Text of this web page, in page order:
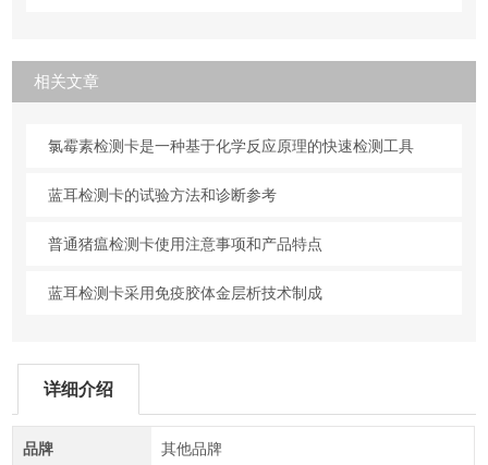
相关文章
氯霉素检测卡是一种基于化学反应原理的快速检测工具
蓝耳检测卡的试验方法和诊断参考
普通猪瘟检测卡使用注意事项和产品特点
蓝耳检测卡采用免疫胶体金层析技术制成
详细介绍
品牌 其他品牌